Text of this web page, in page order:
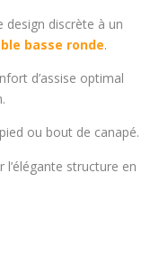
design discrète à un
basse ronde.
d’assise optimal
ou bout de canapé.
structure en